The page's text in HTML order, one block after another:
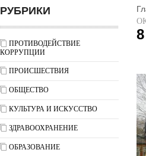
РУБРИКИ
ПРОТИВОДЕЙСТВИЕ
КОРРУПЦИИ
ПРОИСШЕСТВИЯ
ОБЩЕСТВО
КУЛЬТУРА И ИСКУССТВО
ЗДРАВООХРАНЕНИЕ
ОБРАЗОВАНИЕ
8